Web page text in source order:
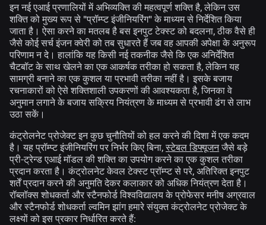
इन नई एआई प्रणालियों में अभिव्यक्ति की महत्वपूर्ण शक्ति है, लेकिन उस
शक्ति को मुख्य रूप से "प्रॉम्प्ट इंजीनियरिंग" के माध्यम से निर्देशित किया
जाता है। ऐसा करने का मतलब है बस इनपुट टेक्स्ट को बदलना, ठीक वैसे ही
जैसे कोई सर्च इंजन क्वेरी को तब सुधारते हैं जब वह आपकी अपेक्षा के अनुरूप
परिणाम न दे। हालांकि यह किसी नई तकनीक जैसे कि एक अनिर्देशित
चैटबॉट के साथ खेलने का एक आकर्षक तरीका हो सकता है, लेकिन यह
सामग्री बनाने का एक कुशल या प्रभावी तरीका नहीं है। इसके बजाय
रचनाकारों को ऐसे शक्तिशाली उपकरणों की आवश्यकता है, जिनका वे
अनुमान लगाने के बजाय सक्रिय नियंत्रण के माध्यम से प्रभावी ढंग से लाभ
उठा सकें।
कंट्रोलनेट प्रोजेक्ट इन कुछ चुनौतियों को हल करने की दिशा में एक कदम
है। यह प्रॉम्प्ट इंजीनियरिंग पर निर्भर किए बिना,स्टेबल डिफ्यूजनजैसे बड़े
प्री-ट्रेन्ड एआई मॉडल की शक्ति का उपयोग करने का एक कुशल तरीका
प्रदान करता है। कंट्रोलनेट केवल टेक्स्ट प्रॉम्प्ट से परे, अतिरिक्त इनपुट
शर्तें प्रदान करने की अनुमति देकर कलाकार को अधिक नियंत्रण देता है।
रॉब्लॉक्स शोधकर्ता और स्टैनफोर्ड विश्वविद्यालय के प्रोफेसर मनीष अग्रवाल
और स्टैनफोर्ड शोधकर्ता ल्वमिन झांग हमारे संयुक्त कंट्रोलनेट प्रोजेक्ट के
लक्ष्यों को इस प्रकार निर्धारित करते हैं: